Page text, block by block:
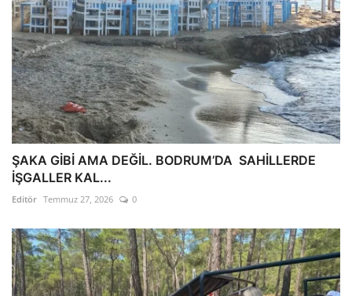
ŞAKA GİBİ AMA DEĞİL. BODRUM’DA SAHİLLERDE
İŞGALLER KAL...
Editör Temmuz 27, 2026 0